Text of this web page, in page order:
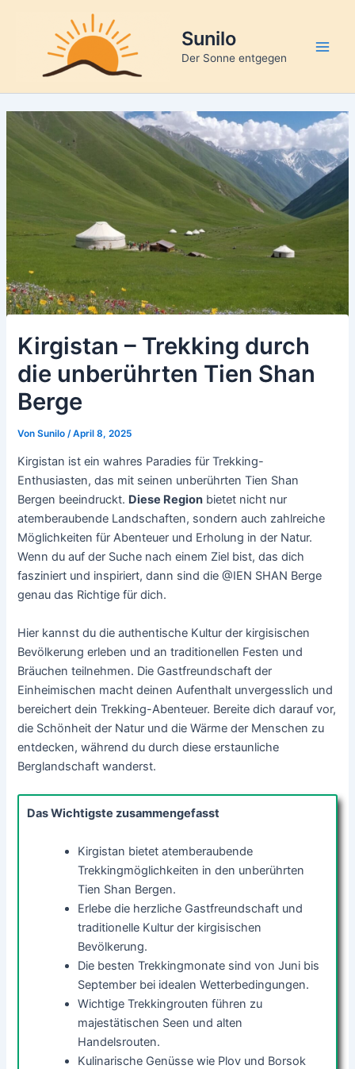
Sunilo
Der Sonne entgegen
Kirgistan – Trekking durch
die unberührten Tien Shan
Berge
VonSunilo/April 8, 2025
Kirgistan ist ein wahres Paradies für Trekking-
Enthusiasten, das mit seinen unberührten Tien Shan
Bergen beeindruckt. Diese Region bietet nicht nur
atemberaubende Landschaften, sondern auch zahlreiche
Möglichkeiten für Abenteuer und Erholung in der Natur.
Wenn du auf der Suche nach einem Ziel bist, das dich
fasziniert und inspiriert, dann sind die @IEN SHAN Berge
genau das Richtige für dich.
Hier kannst du die authentische Kultur der kirgisischen
Bevölkerung erleben und an traditionellen Festen und
Bräuchen teilnehmen. Die Gastfreundschaft der
Einheimischen macht deinen Aufenthalt unvergesslich und
bereichert dein Trekking-Abenteuer. Bereite dich darauf vor,
die Schönheit der Natur und die Wärme der Menschen zu
entdecken, während du durch diese erstaunliche
Berglandschaft wanderst.
Das Wichtigste zusammengefasst
Kirgistan bietet atemberaubende
Trekkingmöglichkeiten in den unberührten
Tien Shan Bergen.
Erlebe die herzliche Gastfreundschaft und
traditionelle Kultur der kirgisischen
Bevölkerung.
Die besten Trekkingmonate sind von Juni bis
September bei idealen Wetterbedingungen.
Wichtige Trekkingrouten führen zu
majestätischen Seen und alten
Handelsrouten.
Kulinarische Genüsse wie Plov und Borsok